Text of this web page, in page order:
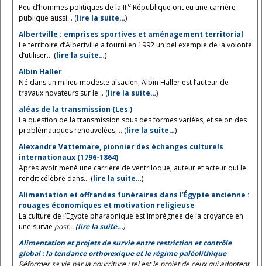
Peu d’hommes politiques de la IIIe République ont eu une carrière
publique aussi... (lire la suite…)
Albertville : emprises sportives et aménagement territorial
Le territoire d’Albertville a fourni en 1992 un bel exemple de la volonté
d’utiliser... (lire la suite…)
Albin Haller
Né dans un milieu modeste alsacien, Albin Haller est l’auteur de
travaux novateurs sur le... (lire la suite…)
aléas de la transmission (Les )
La question de la transmission sous des formes variées, et selon des
problématiques renouvelées,... (lire la suite…)
Alexandre Vattemare, pionnier des échanges culturels
internationaux (1796-1864)
Après avoir mené une carrière de ventriloque, auteur et acteur qui le
rendit célèbre dans... (lire la suite…)
Alimentation et offrandes funéraires dans l’Égypte ancienne :
rouages économiques et motivation religieuse
La culture de l’Égypte pharaonique est imprégnée de la croyance en
une survie post... (lire la suite…)
Alimentation et projets de survie entre restriction et contrôle
global : la tendance orthorexique et le régime paléolithique